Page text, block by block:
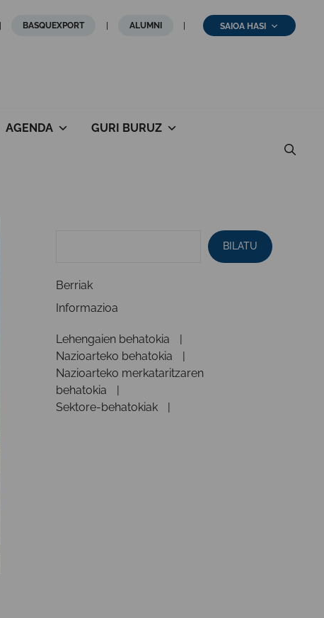
BASQUEXPORT ALUMNI SAIOA HASI
AGENDA GURI BURUZ
BILATU
Berriak
Informazioa
Lehengaien behatokia
Nazioarteko behatokia
Nazioarteko merkataritzaren
behatokia
Sektore-behatokiak